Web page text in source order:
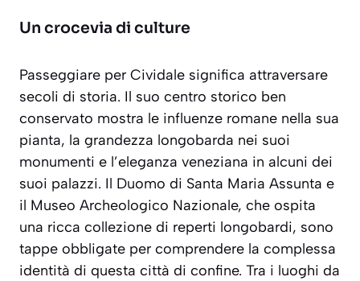
Un crocevia di culture
Passeggiare per Cividale significa attraversare
secoli di storia. Il suo centro storico ben
conservato mostra le influenze romane nella sua
pianta, la grandezza longobarda nei suoi
monumenti e l’eleganza veneziana in alcuni dei
suoi palazzi. Il Duomo di Santa Maria Assunta e
il Museo Archeologico Nazionale, che ospita
una ricca collezione di reperti longobardi, sono
tappe obbligate per comprendere la complessa
identità di questa città di confine. Tra i luoghi da